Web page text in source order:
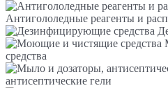
Антигололедные реагенты и
средства
антисептические гели